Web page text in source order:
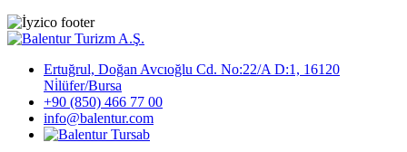
Ertuğrul, Doğan Avcıoğlu Cd. No:22/A D:1, 16120
Ni̇lüfer/Bursa
+90 (850) 466 77 00
info@balentur.com